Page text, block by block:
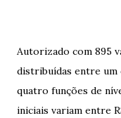
Autorizado com 895
distribuídas entre um
quatro funções de
iniciais variam entre